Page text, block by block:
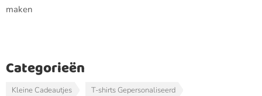
Categorieën
Kleine Cadeautjes T-shirts Gepersonaliseerd
maken